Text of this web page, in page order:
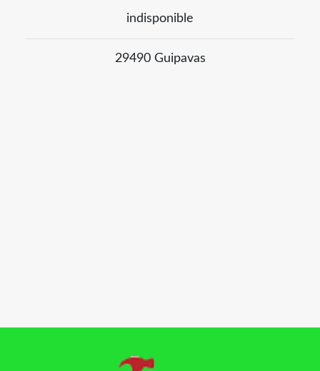
indisponible
29490 Guipavas